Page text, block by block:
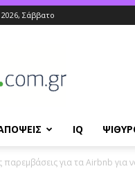
Σάββατο
IQ
παρεμβάσεις για τα Airbnb για